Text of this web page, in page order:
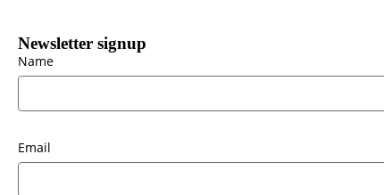
Newsletter signup
Name
Email